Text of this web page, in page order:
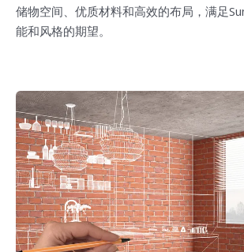
储物空间、优质材料和高效的布局，满足
能和风格的期望。